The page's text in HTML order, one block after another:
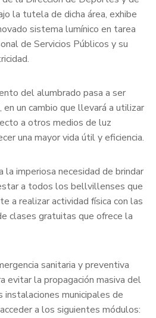
la tutela de dicha área, exhibe
sistema lumínico en tarea
de Servicios Públicos y su
del alumbrado pasa a ser
en un cambio que llevará a utilizar
a otros medios de luz
una mayor vida útil y eficiencia.
la imperiosa necesidad de brindar
a todos los bellvillenses que
a realizar actividad física con las
clases gratuitas que ofrece la
sanitaria y preventiva
evitar la propagación masiva del
instalaciones municipales de
a los siguientes módulos: